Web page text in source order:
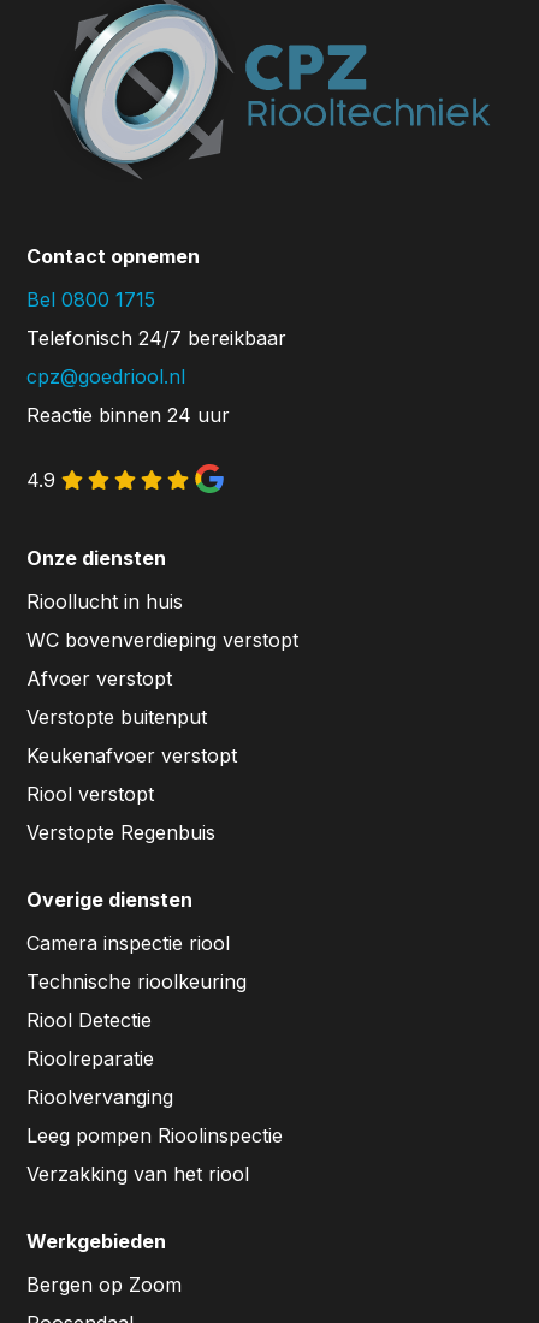
Contact opnemen
Bel 0800 1715
Telefonisch 24/7 bereikbaar
cpz@goedriool.nl
Reactie binnen 24 uur
4.9
Onze diensten
Rioollucht in huis
WC bovenverdieping verstopt
Afvoer verstopt
Verstopte buitenput
Keukenafvoer verstopt
Riool verstopt
Verstopte Regenbuis
Overige diensten
Camera inspectie riool
Technische rioolkeuring
Riool Detectie
Rioolreparatie
Rioolvervanging
Leeg pompen Rioolinspectie
Verzakking van het riool
Werkgebieden
Bergen op Zoom